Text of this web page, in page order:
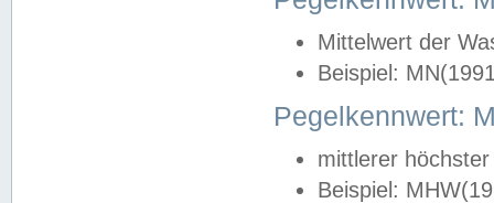
Mittelwert der
Beispiel:
Pegelkennwert:
mittlerer
Beispiel: